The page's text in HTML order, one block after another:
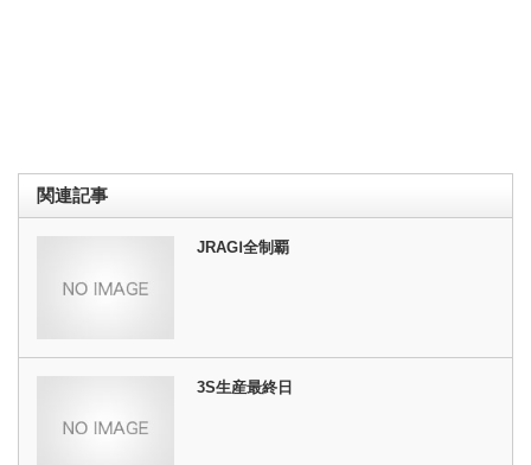
関連記事
JRAGⅠ全制覇
3S生産最終日